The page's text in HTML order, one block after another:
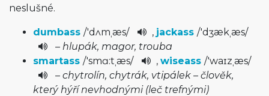
neslušné.
dumbass /'dʌmˌæs/ , jackass /'dʒækˌæs/
– hlupák, magor, trouba
smartass /'smɑ:tˌæs/­ , wiseass /'waɪzˌæs/
– chytrolín, chytrák, vtipálek – člověk,
který hýří nevhodnými (leč trefnými)